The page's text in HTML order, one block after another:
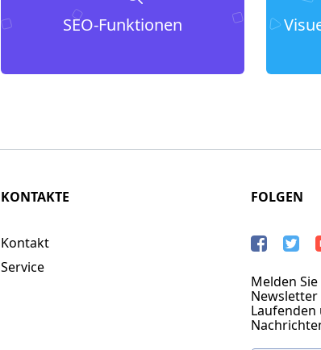
SEO-Funktionen
KONTAKTE
Kontakt
Service
FOLGEN
Melden
Newsletter
Laufenden